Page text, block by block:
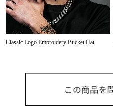
Classic Logo Embroidery Bucket Hat